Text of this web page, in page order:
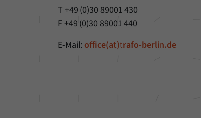
T +49 (0)30 89001 430
F +49 (0)30 89001 440
E-Mail: office(at)trafo-berlin.de